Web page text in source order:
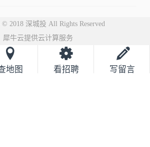
© 2018 深城投 All Rights Reserved
犀牛云提供云计算服务
地图 看招聘 写留言